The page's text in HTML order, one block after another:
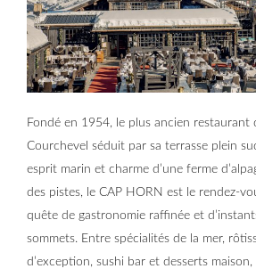
Fondé en 1954, le plus ancien restaurant
Courchevel séduit par sa terrasse plein
esprit marin et charme d’une ferme
des pistes, le CAP HORN est le rendez-
quête de gastronomie raffinée et
sommets. Entre spécialités de la mer,
d’exception, sushi bar et desserts